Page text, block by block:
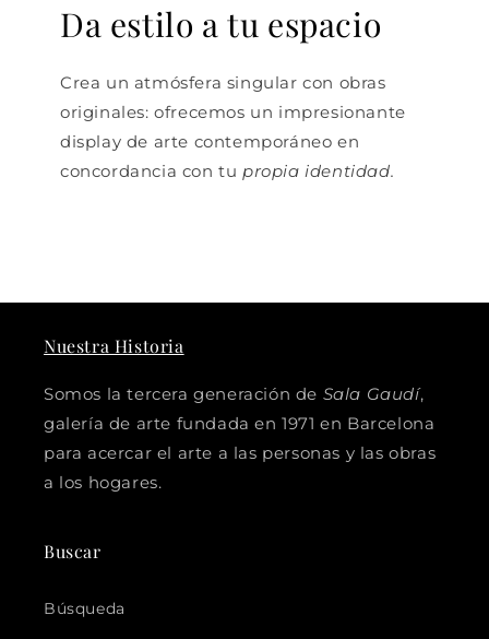
Da estilo a tu espacio
Crea un atmósfera singular con obras
originales: ofrecemos un impresionante
display de arte contemporáneo en
concordancia con tu propia identidad.
Nuestra Historia
Somos la tercera generación de Sala Gaudí,
galería de arte fundada en 1971 en Barcelona
para acercar el arte a las personas y las obras
a los hogares.
Buscar
Búsqueda